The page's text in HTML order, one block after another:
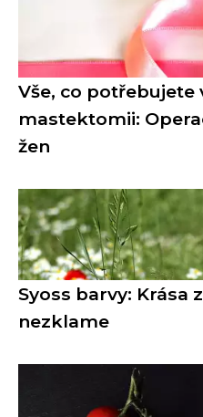
Vše, co potřebujete
mastektomii:
žen
Syoss barvy: Krása
nezklame